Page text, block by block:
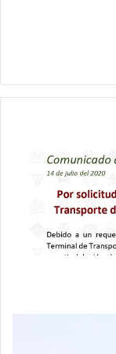
MinTransporte
Terminal